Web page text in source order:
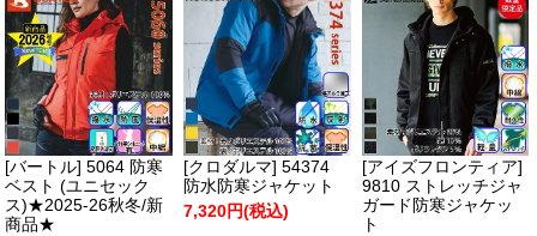
[バートル] 5064 防寒
ベスト (ユニセック
ス)★2025-26秋冬/新
商品★
[クロダルマ] 54374
防水防寒ジャケット
7,320円(税込)
[アイズフロンティア]
9810 ストレッチジャ
ガード防寒ジャケッ
ト